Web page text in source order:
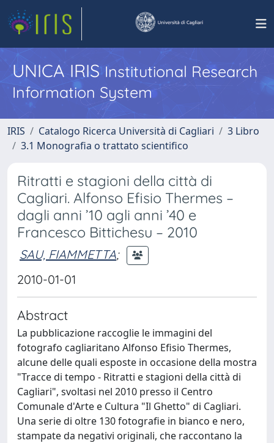
UNICA IRISInstitutional Research
Information System
IRIS Catalogo Ricerca Università di Cagliari
3 Libro
3.1 Monografia o trattato scientifico
Ritratti e stagioni della città di
Cagliari. Alfonso Efisio Thermes –
dagli anni ’10 agli anni ’40 e
Francesco Bittichesu – 2010
SAU, FIAMMETTA;
2010-01-01
Abstract
La pubblicazione raccoglie le immagini del
fotografo cagliaritano Alfonso Efisio Thermes,
alcune delle quali esposte in occasione della mostra
"Tracce di tempo - Ritratti e stagioni della città di
Cagliari", svoltasi nel 2010 presso il Centro
Comunale d'Arte e Cultura "Il Ghetto" di Cagliari.
Una serie di oltre 130 fotografie in bianco e nero,
stampate da negativi originali, che raccontano la